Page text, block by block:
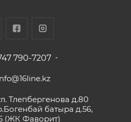
790-7207
Тлепбергенова д.80
батыра д.56,
(ЖК Фаворит)